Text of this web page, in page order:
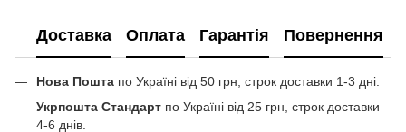
Доставка Оплата Гарантія Повернення
Нова Пошта по Україні від 50 грн, строк доставки 1-3 дні.
Укрпошта Стандарт по Україні від 25 грн, строк доставки
4-6 днів.